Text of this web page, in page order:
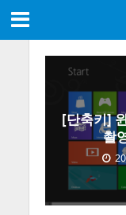
[단축키]
촬